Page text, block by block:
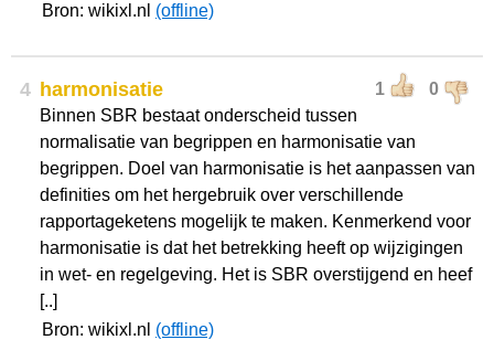
Bron: wikixl.nl (offline)
4 1 0
harmonisatie
Binnen SBR bestaat onderscheid tussen
normalisatie van begrippen en harmonisatie van
begrippen. Doel van harmonisatie is het aanpassen van
definities om het hergebruik over verschillende
rapportageketens mogelijk te maken. Kenmerkend voor
harmonisatie is dat het betrekking heeft op wijzigingen
in wet- en regelgeving. Het is SBR overstijgend en heef
[..]
Bron: wikixl.nl (offline)